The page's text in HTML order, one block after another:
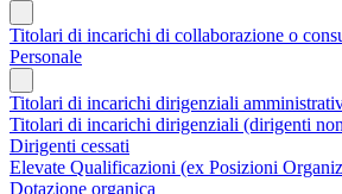
Titolari di incarichi di collaborazione o
Personale
Titolari di incarichi dirigenziali
Titolari di incarichi dirigenziali (dirigenti
Dirigenti cessati
Elevate Qualificazioni (ex Posizioni
Dotazione organica